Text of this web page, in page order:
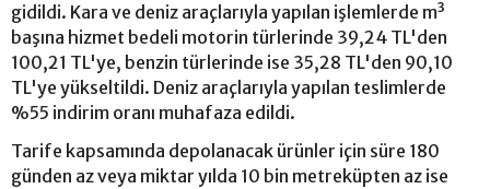
gidildi. Kara ve deniz araçlarıyla yapılan işlemlerde m³
başına hizmet bedeli motorin türlerinde 39,24 TL'den
100,21 TL'ye, benzin türlerinde ise 35,28 TL'den 90,10
TL'ye yükseltildi. Deniz araçlarıyla yapılan teslimlerde
%55 indirim oranı muhafaza edildi.
Tarife kapsamında depolanacak ürünler için süre 180
günden az veya miktar yılda 10 bin metreküpten az ise